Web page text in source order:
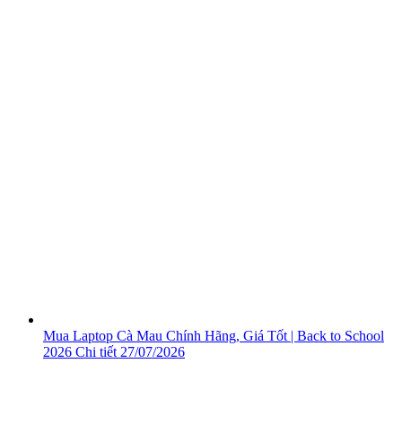
Mua Laptop Cà Mau Chính Hãng, Giá Tốt | Back to School
2026 Chi tiết 27/07/2026